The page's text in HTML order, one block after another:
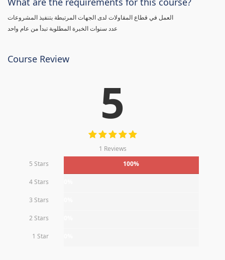
عدد سنوات الخبرة المطلوبة تبدأ من عام واحد
Course Review
5
1 Reviews
5 Stars
100%
4 Stars
3 Stars
2 Stars
1 Star